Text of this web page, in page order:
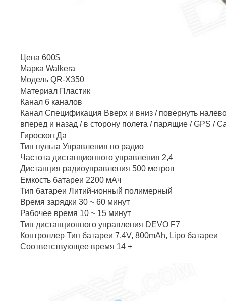
Цена 600$
Марка Walkera
Модель QR-X350
Материал Пластик
Канал 6 каналов
Канал Спецификация Вверх и вниз / повернуть
вперед и назад / в сторону полета / парящие / GPS /
Гироскоп Да
Тип пульта Управления по радио
Частота дистанционного управления 2,4
Дистанция радиоуправления 500 метров
Емкость батареи 2200 мАч
Тип батареи Литий-ионный полимерный
Время зарядки 30 ~ 60 минут
Рабочее время 10 ~ 15 минут
Тип дистанционного управления DEVO F7
Контроллер Тип батареи 7.4V, 800mAh, Lipo батареи
Соответствующее время 14 +